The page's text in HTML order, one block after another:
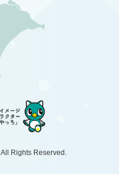
All Rights Reserved.